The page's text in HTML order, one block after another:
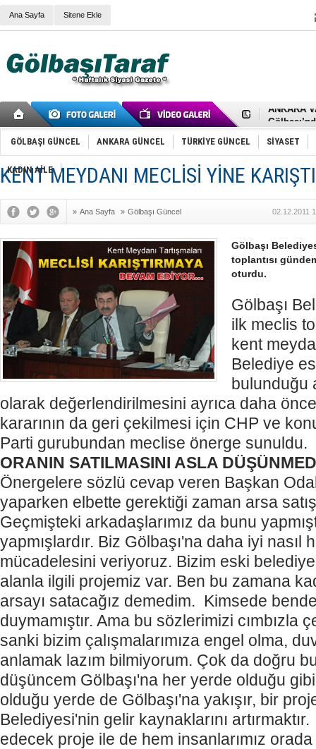
Ana Sayfa Sitene Ekle
Cemal
Samet
FAİZ
OLİMPİK
SÖZ
Mikail
Gölbaşı
İNCEK
GÖLBAŞI GÜNCEL ANKARA GÜNCEL TÜRKİYE GÜNCEL SİYASET
KADIN AİLE
KENT MEYDANI MECLİSİ YİNE
» Ana Sayfa » Gölbaşı Güncel 02.12.2011
Gölbaşı
toplantısı
oturdu.
Gölbaşı
ilk meclis
kent
Belediye
bulunduğu
olarak değerlendirilmesini ayrıca daha önce
kararının da geri çekilmesi için CHP ve
Parti gurubundan meclise önerge sunuldu.
ORANIN SATILMASINI ASLA
Önergelere sözlü cevap veren Başkan
yaparken elbette gerektiği zaman arsa
Geçmişteki arkadaşlarımız da bunu
yapmışlardır. Biz Gölbaşı'na daha iyi nasıl
mücadelesini veriyoruz. Bizim eski
alanla ilgili projemiz var. Ben bu zamana
arsayı satacağız demedim. Kimsede
duymamıştır. Ama bu sözlerimizi cımbızla
sanki bizim çalışmalarımıza engel olma,
anlamak lazım bilmiyorum. Çok da doğru
düşüncem Gölbaşı'na her yerde olduğu
olduğu yerde de Gölbaşı'na yakışır, bir
Belediyesi'nin gelir kaynaklarını
edecek proje ile de hem insanlarımız